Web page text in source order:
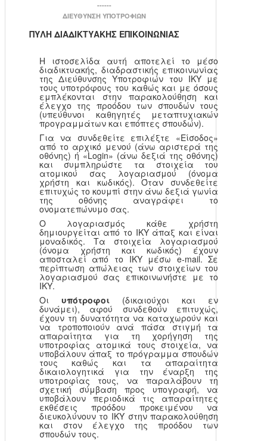
------
ΔΙΕΥΘΥΝΣΗ ΥΠΟΤΡΟΦΙΩΝ
ΠΥΛΗ ΔΙΑΔΙΚΤΥΑΚΗΣ ΕΠΙΚΟΙΝΩΝΙΑΣ
Η ιστοσελίδα αυτή αποτελεί το μέσο
διαδικτυακής, διαδραστικής επικοινωνίας
της Διεύθυνσης Υποτροφιών του ΙΚΥ με
τους υποτρόφους του καθώς και με όσους
εμπλέκονται στην παρακολούθηση και
έλεγχο της προόδου των σπουδών τους
(υπεύθυνοι καθηγητές μεταπτυχιακών
προγραμμάτων και επόπτες σπουδών).
Για να συνδεθείτε επιλέξτε «Είσοδος»
από το αρχικό μενού (άνω αριστερά της
οθόνης) ή «Login» (άνω δεξιά της οθόνης)
και συμπληρώστε τα στοιχεία του
ατομικού σας λογαριασμού (όνομα
χρήστη και κωδικός). Όταν συνδεθείτε
επιτυχώς το κουμπί στην άνω δεξιά γωνία
της οθόνης αναγράφει το
ονοματεπώνυμο σας.
Ο λογαριασμός κάθε χρήστη
δημιουργείται από το ΙΚΥ άπαξ και είναι
μοναδικός. Τα στοιχεία λογαριασμού
(όνομα χρήστη και κωδικός) έχουν
αποσταλεί από το ΙΚΥ μέσω e-mail. Σε
περίπτωση απώλειας των στοιχείων του
λογαριασμού σας επικοινωνήστε με το
ΙΚΥ.
Οι υπότροφοι(δικαιούχοι και εν
δυνάμει), αφού συνδεθούν επιτυχώς,
έχουν τη δυνατότητα να καταχωρούν και
να τροποποιούν ανά πάσα στιγμή τα
απαραίτητα για τη χορήγηση της
υποτροφίας ατομικά τους στοιχεία, να
υποβάλουν άπαξ το πρόγραμμα σπουδών
τους καθώς και τα απαραίτητα
δικαιολογητικά για την έναρξη της
υποτροφίας τους, να παραλάβουν τη
σχετική σύμβαση προς υπογραφή, να
υποβάλουν περιοδικά τις απαραίτητες
εκθέσεις προόδου προκειμένου να
διευκολύνουν το ΙΚΥ στην παρακολούθηση
και στον έλεγχο της προόδου των
σπουδών τους.